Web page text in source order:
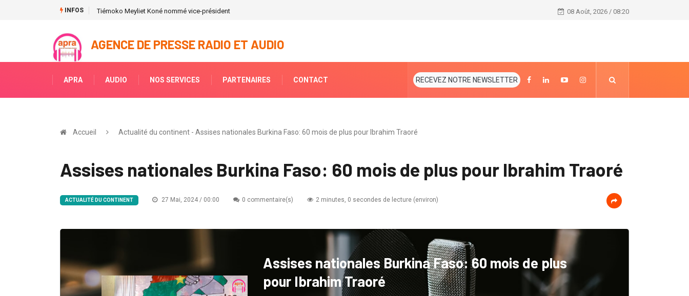
INFOS Tiémoko Meyliet Koné nommé vice-président Lancement de la 1ere édition du Salon Méthodiste
08 Août, 2026 / 08:20
AGENCE DE PRESSE RADIO ET AUDIO
APRA AUDIO NOS SERVICES PARTENAIRES CONTACT RECEVEZ NOTRE NEWSLETTER
Accueil Actualité du continent - Assises nationales Burkina Faso: 60 mois de plus pour Ibrahim Traoré
Assises nationales Burkina Faso: 60 mois de plus pour Ibrahim Traoré
ACTUALITÉ DU CONTINENT 27 Mai, 2024 / 00:00 0 commentaire(s) 2 minutes, 0 secondes de lecture (environ)
Assises nationales Burkina Faso: 60 mois de plus
pour Ibrahim Traoré